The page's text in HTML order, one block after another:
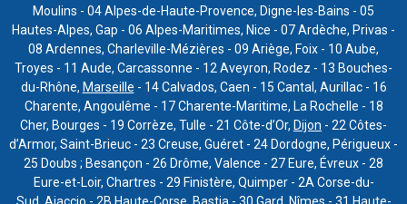
Moulins - 04 Alpes-de-Haute-Provence, Digne-les-Bains - 05
Hautes-Alpes, Gap - 06 Alpes-Maritimes, Nice - 07 Ardèche, Privas -
08 Ardennes, Charleville-Mézières - 09 Ariège, Foix - 10 Aube,
Troyes - 11 Aude, Carcassonne - 12 Aveyron, Rodez - 13 Bouches-
du-Rhône, Marseille - 14 Calvados, Caen - 15 Cantal, Aurillac - 16
Charente, Angoulême - 17 Charente-Maritime, La Rochelle - 18
Cher, Bourges - 19 Corrèze, Tulle - 21 Côte-d’Or, Dijon - 22 Côtes-
d’Armor, Saint-Brieuc - 23 Creuse, Guéret - 24 Dordogne, Périgueux -
25 Doubs ; Besançon - 26 Drôme, Valence - 27 Eure, Évreux - 28
Eure-et-Loir, Chartres - 29 Finistère, Quimper - 2A Corse-du-
Sud, Ajaccio - 2B Haute-Corse, Bastia - 30 Gard, Nîmes - 31 Haute-